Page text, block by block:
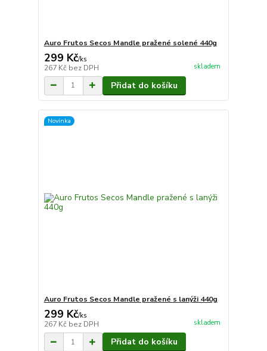
Auro Frutos Secos Mandle pražené solené 440g
299 Kč/ks
267 Kč bez DPH skladem
Přidat do košíku
Novinka
Auro Frutos Secos Mandle pražené s lanýži 440g
299 Kč/ks
267 Kč bez DPH skladem
Přidat do košíku